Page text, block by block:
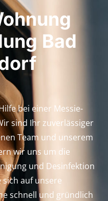
Bad
bei einer Messie-
sind Ihr zuverlässiger
Team und unserem
wir uns um die
und Desinfektion
sich auf unsere
schnell und gründlich